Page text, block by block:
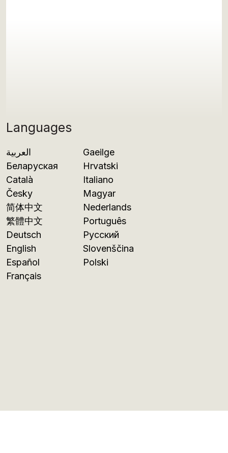
Languages
العربية
Беларуская
Català
Česky
简体中文
繁體中文
Deutsch
English
Español
Français
Gaeilge
Hrvatski
Italiano
Magyar
Nederlands
Português
Русский
Slovenščina
Polski